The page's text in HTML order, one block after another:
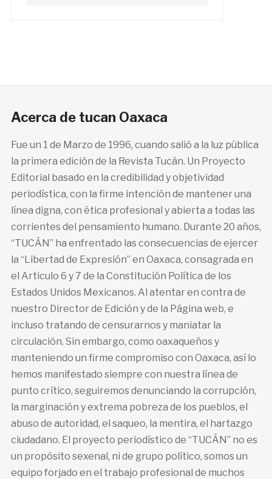
Acerca de tucan Oaxaca
Fue un 1 de Marzo de 1996, cuando salió a la luz pública
la primera edición de la Revista Tucán. Un Proyecto
Editorial basado en la credibilidad y objetividad
periodística, con la firme intención de mantener una
línea digna, con ética profesional y abierta a todas las
corrientes del pensamiento humano. Durante 20 años,
“TUCÁN” ha enfrentado las consecuencias de ejercer
la “Libertad de Expresión” en Oaxaca, consagrada en
el Articulo 6 y 7 de la Constitución Política de los
Estados Unidos Mexicanos. Al atentar en contra de
nuestro Director de Edición y de la Página web, e
incluso tratando de censurarnos y maniatar la
circulación. Sin embargo, como oaxaqueños y
manteniendo un firme compromiso con Oaxaca, así lo
hemos manifestado siempre con nuestra línea de
punto crítico, seguiremos denunciando la corrupción,
la marginación y extrema pobreza de los pueblos, el
abuso de autoridad, el saqueo, la mentira, el hartazgo
ciudadano. El proyecto periodístico de “TUCÁN” no es
un propósito sexenal, ni de grupo político, somos un
equipo forjado en el trabajo profesional de muchos